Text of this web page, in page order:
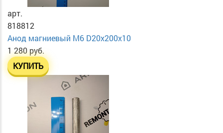
арт.
818812
Анод магниевый М6 D20х200х10
1 280 руб.
КУПИТЬ